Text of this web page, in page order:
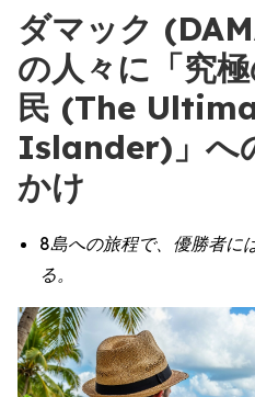
ダマック
の人々に「究
民 (The
Islander)」へ
かけ
8島への旅程で、優勝者に
る。